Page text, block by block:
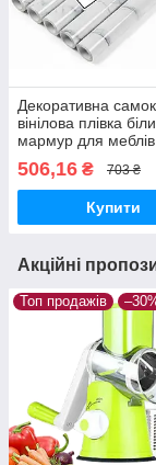
Декоративна
вінілова плівка
мармур для меблів
кухонних
60 см, 5 шт.
506,16 ₴ 703 ₴
Купити
Акційні
Топ продажів